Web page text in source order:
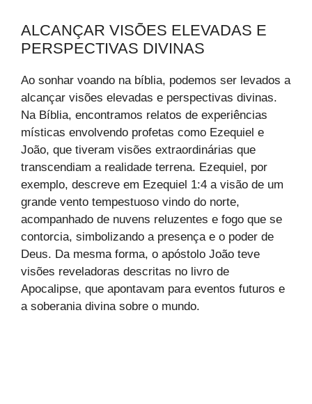
ALCANÇAR VISÕES ELEVADAS E
PERSPECTIVAS DIVINAS
Ao sonhar voando na bíblia, podemos ser levados a
alcançar visões elevadas e perspectivas divinas.
Na Bíblia, encontramos relatos de experiências
místicas envolvendo profetas como Ezequiel e
João, que tiveram visões extraordinárias que
transcendiam a realidade terrena. Ezequiel, por
exemplo, descreve em Ezequiel 1:4 a visão de um
grande vento tempestuoso vindo do norte,
acompanhado de nuvens reluzentes e fogo que se
contorcia, simbolizando a presença e o poder de
Deus. Da mesma forma, o apóstolo João teve
visões reveladoras descritas no livro de
Apocalipse, que apontavam para eventos futuros e
a soberania divina sobre o mundo.